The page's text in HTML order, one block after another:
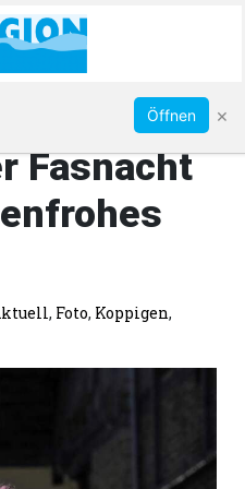
Fasnacht
, Foto, Koppigen,
Öffnen ×